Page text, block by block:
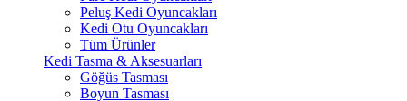
Peluş Kedi Oyuncakları
Kedi Otu Oyuncakları
Tüm Ürünler
Kedi Tasma & Aksesuarları
Göğüs Tasması
Boyun Tasması